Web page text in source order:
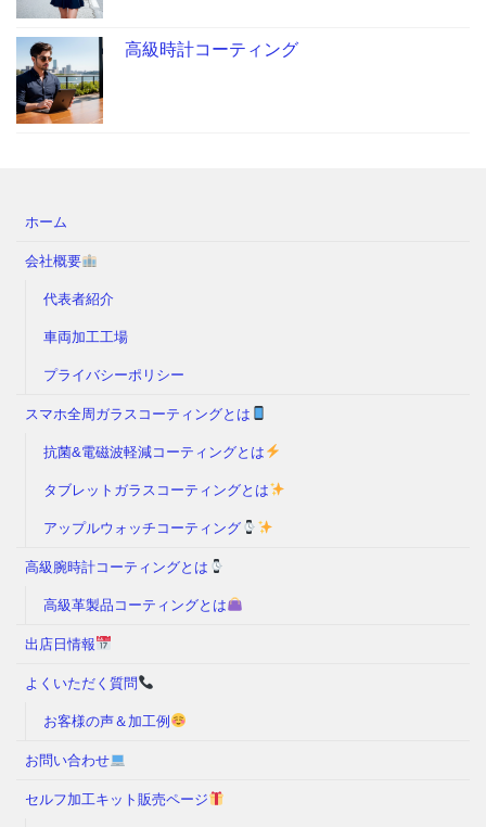
高級時計コーティング
ホーム
会社概要
代表者紹介
車両加工工場
プライバシーポリシー
スマホ全周ガラスコーティングとは
抗菌&電磁波軽減コーティングとは
タブレットガラスコーティングとは
アップルウォッチコーティング
高級腕時計コーティングとは
高級革製品コーティングとは
出店日情報
よくいただく質問
お客様の声＆加工例
お問い合わせ
セルフ加工キット販売ページ